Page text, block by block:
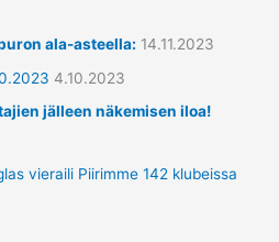
ala-asteella: 14.11.2023
4.10.2023
jälleen näkemisen iloa!
vieraili Piirimme 142 klubeissa